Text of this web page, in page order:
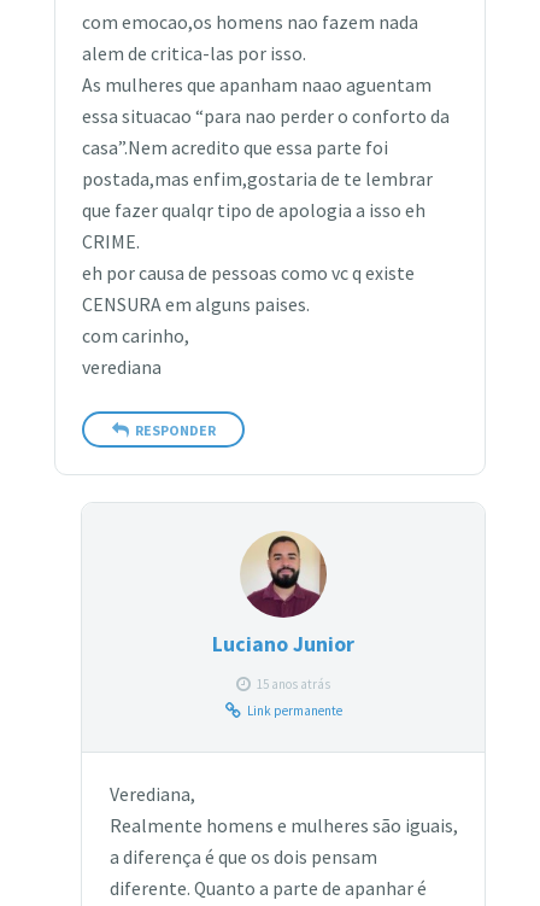
com emocao,os homens nao fazem nada
alem de critica-las por isso.
As mulheres que apanham naao aguentam
essa situacao “para nao perder o conforto da
casa”.Nem acredito que essa parte foi
postada,mas enfim,gostaria de te lembrar
que fazer qualqr tipo de apologia a isso eh
CRIME.
eh por causa de pessoas como vc q existe
CENSURA em alguns paises.
com carinho,
verediana
RESPONDER
Luciano Junior
15 anos atrás
Link permanente
Verediana,
Realmente homens e mulheres são iguais,
a diferença é que os dois pensam
diferente. Quanto a parte de apanhar é